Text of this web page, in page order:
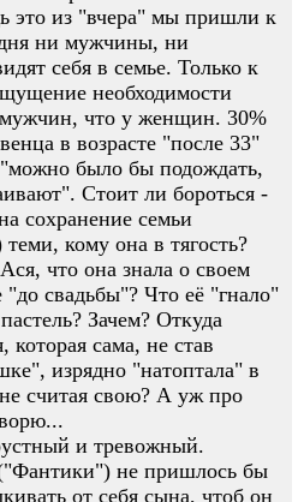
это из "вчера" мы пришли к
ни мужчины, ни
себя в семье. Только к
необходимости
что у женщин. 30%
в возрасте "после 33"
"можно было бы подождать,
Стоит ли бороться -
сохранение семьи
теми, кому она в тягость?
что она знала о своем
свадьбы"? Что её "гнало"
Зачем? Откуда
которая сама, не став
изрядно "натоптала" в
считая свою? А уж про
и тревожный.
не пришлось бы
от себя сына, чтоб он